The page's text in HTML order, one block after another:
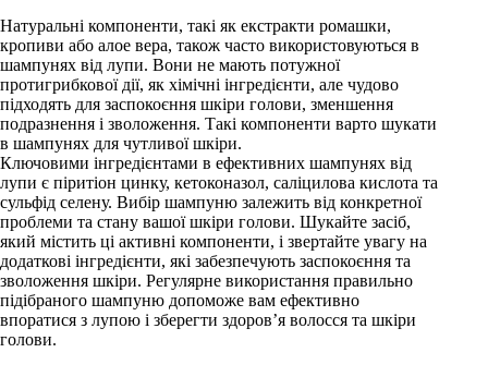
Натуральні компоненти, такі як екстракти ромашки,
кропиви або алое вера, також часто використовуються в
шампунях від лупи. Вони не мають потужної
протигрибкової дії, як хімічні інгредієнти, але чудово
підходять для заспокоєння шкіри голови, зменшення
подразнення і зволоження. Такі компоненти варто шукати
в шампунях для чутливої шкіри.
Ключовими інгредієнтами в ефективних шампунях від
лупи є піритіон цинку, кетоконазол, саліцилова кислота та
сульфід селену. Вибір шампуню залежить від конкретної
проблеми та стану вашої шкіри голови. Шукайте засіб,
який містить ці активні компоненти, і звертайте увагу на
додаткові інгредієнти, які забезпечують заспокоєння та
зволоження шкіри. Регулярне використання правильно
підібраного шампуню допоможе вам ефективно
впоратися з лупою і зберегти здоров’я волосся та шкіри
голови.